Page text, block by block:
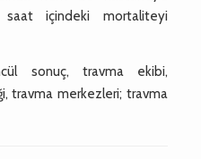
içindeki mortaliteyi
sonuç, travma ekibi,
travma merkezleri; travma